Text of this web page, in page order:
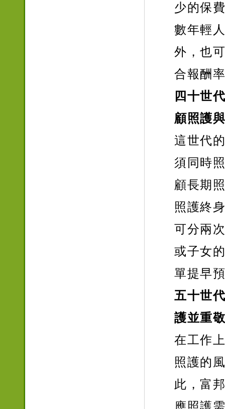
少的保
數年輕
外，也
合報酬
四十世
顧照護
這世代
須同時
顧長期
照護終
可分兩
或子女
單提早
五十世
護並重
在工作
照護的
此，富
應照護